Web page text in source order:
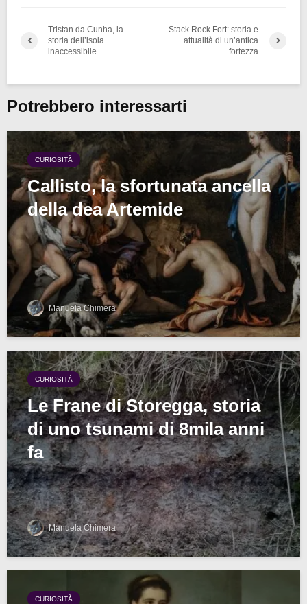
Tristan da Cunha, la
storia dell’isola
inaccessibile
Stack Rock Fort: storia e
attualità di un’antica
fortezza
Potrebbero interessarti
CURIOSITÀ
Callisto, la sfortunata ancella
della dea Artemide
Manuela Chimera
CURIOSITÀ
Le Frane di Storegga, storia
di uno tsunami di 8mila anni
fa
Manuela Chimera
CURIOSITÀ